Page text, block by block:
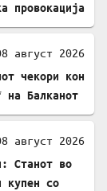
провокација
август 2026
чекори кон
на Балканот
август 2026
Станот во
купен со